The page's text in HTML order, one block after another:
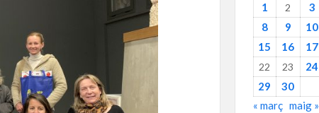
1 2 3
8 9 10
15 16 17
22
23 24
29
30
« març maig »